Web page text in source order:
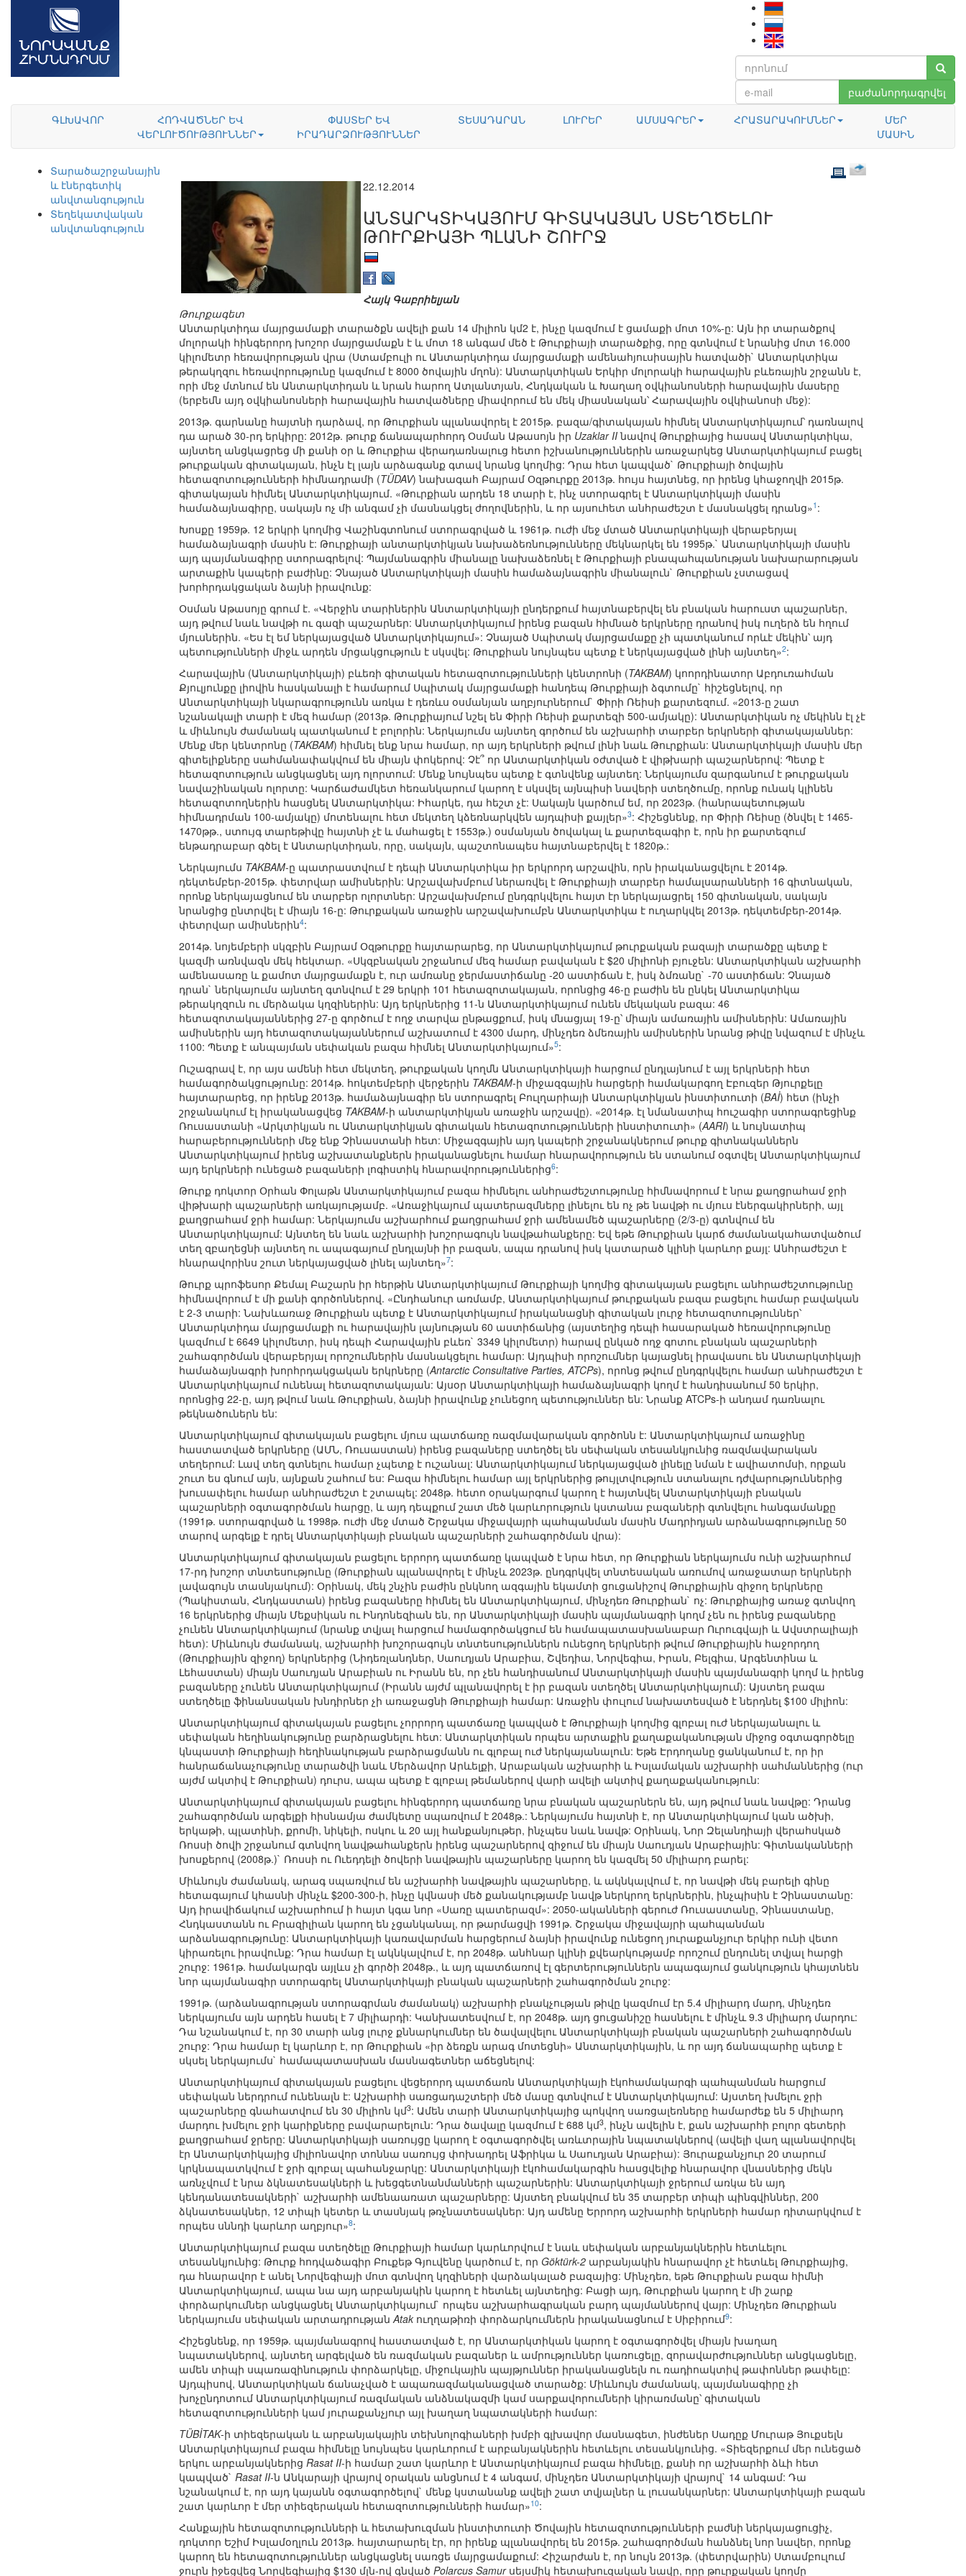
բաժանորդագրվել
ԳԼԽԱՎՈՐ
ՀՈԴՎԱԾՆԵՐ ԵՎ
ՎԵՐԼՈՒԾՈՒԹՅՈՒՆՆԵՐ
ՓԱՍՏԵՐ ԵՎ
ԻՐԱԴԱՐՁՈՒԹՅՈՒՆՆԵՐ
ՏԵՍԱԴԱՐԱՆ ԼՈՒՐԵՐ ԱՄՍԱԳՐԵՐ ՀՐԱՏԱՐԱԿՈՒՄՆԵՐ
ՄԵՐ
ՄԱՍԻՆ
Տարածաշրջանային
և էներգետիկ
անվտանգություն
Տեղեկատվական
անվտանգություն
22.12.2014
ԱՆՏԱՐԿՏԻԿԱՅՈՒՄ ԳԻՏԱԿԱՅԱՆ ՍՏԵՂԾԵԼՈՒ
ԹՈՒՐՔԻԱՅԻ ՊԼԱՆԻ ՇՈՒՐՋ
Հայկ Գաբրիելյան
Թուրքագետ
Անտարկտիդա մայրցամաքի տարածքն ավելի քան 14 միլիոն կմ2 է, ինչը կազմում է ցամաքի մոտ 10%-ը: Այն իր տարածքով
մոլորակի հինգերորդ խոշոր մայրցամաքն է և մոտ 18 անգամ մեծ է Թուրքիայի տարածքից, որը գտնվում է նրանից մոտ 16.000
կիլոմետր հեռավորության վրա (Ստամբուլի ու Անտարկտիդա մայրցամաքի ամենահյուսիսային հատվածի` Անտարկտիկա
թերակղզու հեռավորությունը կազմում է 8000 ծովային մղոն): Անտարկտիկան Երկիր մոլորակի հարավային բևեռային շրջանն է,
որի մեջ մտնում են Անտարկտիդան և նրան հարող Ատլանտյան, Հնդկական և Խաղաղ օվկիանոսների հարավային մասերը
(երբեմն այդ օվկիանոսների հարավային հատվածները միավորում են մեկ միասնական՝ Հարավային օվկիանոսի մեջ):
2013թ. գարնանը հայտնի դարձավ, որ Թուրքիան պլանավորել է 2015թ. բազա/գիտակայան հիմնել Անտարկտիկայում՝ դառնալով
դա արած 30-րդ երկիրը: 2012թ. թուրք ճանապարհորդ Օսման Աթասոյն իր Uzaklar IIնավով Թուրքիայից հասավ Անտարկտիկա,
այնտեղ անցկացրեց մի քանի օր և Թուրքիա վերադառնալուց հետո իշխանություններին առաջարկեց Անտարկտիկայում բացել
թուրքական գիտակայան, ինչն էլ լայն արձագանք գտավ նրանց կողմից: Դրա հետ կապված` Թուրքիայի ծովային
հետազոտությունների հիմնադրամի (TÜDAV) նախագահ Բայրամ Օզթուրքը 2013թ. հույս հայտնեց, որ իրենց կհաջողվի 2015թ.
գիտակայան հիմնել Անտարկտիկայում. «Թուրքիան արդեն 18 տարի է, ինչ ստորագրել է Անտարկտիկայի մասին
համաձայնագիրը, սակայն ոչ մի անգամ չի մասնակցել ժողովներին, և որ այսուհետ անհրաժեշտ է մասնակցել դրանց»1 :
Խոսքը 1959թ. 12 երկրի կողմից Վաշինգտոնում ստորագրված և 1961թ. ուժի մեջ մտած Անտարկտիկայի վերաբերյալ
համաձայնագրի մասին է: Թուրքիայի անտարկտիկյան նախաձեռնությունները մեկնարկել են 1995թ.` Անտարկտիկայի մասին
այդ պայմանագիրը ստորագրելով: Պայմանագրին միանալը նախաձեռնել է Թուրքիայի բնապահպանության նախարարության
արտաքին կապերի բաժինը: Չնայած Անտարկտիկայի մասին համաձայնագրին միանալուն` Թուրքիան չստացավ
խորհրդակցական ձայնի իրավունք:
Օսման Աթասոյը գրում է. «Վերջին տարիներին Անտարկտիկայի ընդերքում հայտնաբերվել են բնական հարուստ պաշարներ,
այդ թվում նաև նավթի ու գազի պաշարներ: Անտարկտիկայում իրենց բազան հիմնած երկրները դրանով իսկ ուղերձ են հղում
մյուսներին. «Ես էլ եմ ներկայացված Անտարկտիկայում»: Չնայած Սպիտակ մայրցամաքը չի պատկանում որևէ մեկին՝ այդ
պետությունների միջև արդեն մրցակցություն է սկսվել: Թուրքիան նույնպես պետք է ներկայացված լինի այնտեղ»2:
Հարավային (Անտարկտիկայի) բևեռի գիտական հետազոտությունների կենտրոնի (TAKBAM) կոորդինատոր Աբդուռահման
Քյուլյունքը լիովին հասկանալի է համարում Սպիտակ մայրցամաքի հանդեպ Թուրքիայի ձգտումը` հիշեցնելով, որ
Անտարկտիկայի նկարագրությունն առկա է դեռևս օսմանյան աղբյուրներում` Փիրի Ռեիսի քարտեզում. «2013-ը շատ
նշանակալի տարի է մեզ համար (2013թ. Թուրքիայում նշել են Փիրի Ռեիսի քարտեզի 500-ամյակը): Անտարկտիկան ոչ մեկինն էլ չէ
և միևնույն ժամանակ պատկանում է բոլորին: Ներկայումս այնտեղ գործում են աշխարհի տարբեր երկրների գիտակայաններ:
Մենք մեր կենտրոնը (TAKBAM) հիմնել ենք նրա համար, որ այդ երկրների թվում լինի նաև Թուրքիան: Անտարկտիկայի մասին մեր
գիտելիքները սահմանափակվում են միայն փոկերով: Չէ՞ որ Անտարկտիկան օժտված է վիթխարի պաշարներով: Պետք է
հետազոտություն անցկացնել այդ ոլորտում: Մենք նույնպես պետք է գտնվենք այնտեղ: Ներկայումս զարգանում է թուրքական
նավաշինական ոլորտը: Կարճաժամկետ հեռանկարում կարող է սկսվել այնպիսի նավերի ստեղծումը, որոնք ունակ կլինեն
հետազոտողներին հասցնել Անտարկտիկա: Իհարկե, դա հեշտ չէ: Սակայն կարծում եմ, որ 2023թ. (հանրապետության
հիմնադրման 100-ամյակը) մոտենալու հետ մեկտեղ կձեռնարկվեն այդպիսի քայլեր»3: Հիշեցնենք, որ Փիրի Ռեիսը (ծնվել է 1465-
1470թթ., ստույգ տարեթիվը հայտնի չէ և մահացել է 1553թ.) օսմանյան ծովակալ և քարտեզագիր է, որն իր քարտեզում
ենթադրաբար գծել է Անտարկտիդան, որը, սակայն, պաշտոնապես հայտնաբերվել է 1820թ.:
Ներկայումս TAKBAM-ը պատրաստվում է դեպի Անտարկտիկա իր երկրորդ արշավին, որն իրականացվելու է 2014թ.
դեկտեմբեր-2015թ. փետրվար ամիսներին: Արշավախմբում ներառվել է Թուրքիայի տարբեր համալսարանների 16 գիտնական,
որոնք ներկայացնում են տարբեր ոլորտներ: Արշավախմբում ընդգրկվելու հայտ էր ներկայացրել 150 գիտնական, սակայն
նրանցից ընտրվել է միայն 16-ը: Թուրքական առաջին արշավախումբն Անտարկտիկա է ուղարկվել 2013թ. դեկտեմբեր-2014թ.
փետրվար ամիսներին4:
2014թ. նոյեմբերի սկզբին Բայրամ Օզթուրքը հայտարարեց, որ Անտարկտիկայում թուրքական բազայի տարածքը պետք է
կազմի առնվազն մեկ հեկտար. «Սկզբնական շրջանում մեզ համար բավական է $20 միլիոնի բյուջեն: Անտարկտիկան աշխարհի
ամենասառը և քամոտ մայրցամաքն է, ուր ամռանը ջերմաստիճանը -20 աստիճան է, իսկ ձմռանը` -70 աստիճան: Չնայած
դրան` ներկայումս այնտեղ գտնվում է 29 երկրի 101 հետազոտակայան, որոնցից 46-ը բաժին են ընկել Անտարկտիկա
թերակղզուն ու մերձակա կղզիներին: Այդ երկրներից 11-ն Անտարկտիկայում ունեն մեկական բազա: 46
հետազոտակայաններից 27-ը գործում է ողջ տարվա ընթացքում, իսկ մնացյալ 19-ը՝ միայն ամառային ամիսներին: Ամառային
ամիսներին այդ հետազոտակայաններում աշխատում է 4300 մարդ, մինչդեռ ձմեռային ամիսներին նրանց թիվը նվազում է մինչև
1100: Պետք է անպայման սեփական բազա հիմնել Անտարկտիկայում»5:
Ուշագրավ է, որ այս ամենի հետ մեկտեղ, թուրքական կողմն Անտարկտիկայի հարցում ընդլայնում է այլ երկրների հետ
համագործակցությունը: 2014թ. հոկտեմբերի վերջերին TAKBAM-ի միջազգային հարցերի համակարգող Էբուզեր Թյուրքելը
հայտարարեց, որ իրենք 2013թ. համաձայնագիր են ստորագրել Բուլղարիայի Անտարկտիկյան ինստիտուտի (BAİ) հետ (ինչի
շրջանակում էլ իրականացվեց TAKBAM-ի անտարկտիկյան առաջին արշավը). «2014թ. էլ նմանատիպ հուշագիր ստորագրեցինք
Ռուսաստանի «Արկտիկյան ու Անտարկտիկյան գիտական հետազոտությունների ինստիտուտի» (AARI) և նույնատիպ
հարաբերությունների մեջ ենք Չինաստանի հետ: Միջազգային այդ կապերի շրջանակներում թուրք գիտնականներն
Անտարկտիկայում իրենց աշխատանքներն իրականացնելու համար հնարավորություն են ստանում օգտվել Անտարկտիկայում
այդ երկրների ունեցած բազաների լոգիստիկ հնարավորություններից6:
Թուրք դոկտոր Օրհան Փոլաթն Անտարկտիկայում բազա հիմնելու անհրաժեշտությունը հիմնավորում է նրա քաղցրահամ ջրի
վիթխարի պաշարների առկայությամբ. «Առաջիկայում պատերազմները լինելու են ոչ թե նավթի ու մյուս էներգակիրների, այլ
քաղցրահամ ջրի համար: Ներկայումս աշխարհում քաղցրահամ ջրի ամենամեծ պաշարները (2/3-ը) գտնվում են
Անտարկտիկայում: Այնտեղ են նաև աշխարհի խոշորագույն նավթահանքերը: Եվ եթե Թուրքիան կարճ ժամանակահատվածում
տեղ զբաղեցնի այնտեղ ու ապագայում ընդլայնի իր բազան, ապա դրանով իսկ կատարած կլինի կարևոր քայլ: Անհրաժեշտ է
հնարավորինս շուտ ներկայացված լինել այնտեղ»7:
Թուրք պրոֆեսոր Քեմալ Բաշարն իր հերթին Անտարկտիկայում Թուրքիայի կողմից գիտակայան բացելու անհրաժեշտությունը
հիմնավորում է մի քանի գործոններով. «Ընդհանուր առմամբ, Անտարկտիկայում թուրքական բազա բացելու համար բավական
է 2-3 տարի: Նախևառաջ Թուրքիան պետք է Անտարկտիկայում իրականացնի գիտական լուրջ հետազոտություններ՝
Անտարկտիդա մայրցամաքի ու հարավային լայնության 60 աստիճանից (այստեղից դեպի հասարակած հեռավորությունը
կազմում է 6649 կիլոմետր, իսկ դեպի Հարավային բևեռ` 3349 կիլոմետր) հարավ ընկած ողջ գոտու բնական պաշարների
շահագործման վերաբերյալ որոշումներին մասնակցելու համար: Այդպիսի որոշումներ կայացնել իրավասու են Անտարկտիկայի
համաձայնագրի խորհրդակցական երկրները (Antarctic Consultative Parties, ATCPs), որոնց թվում ընդգրկվելու համար անհրաժեշտ է
Անտարկտիկայում ունենալ հետազոտակայան: Այսօր Անտարկտիկայի համաձայնագրի կողմ է հանդիսանում 50 երկիր,
որոնցից 22-ը, այդ թվում նաև Թուրքիան, ձայնի իրավունք չունեցող պետություններ են: Նրանք ATCPs-ի անդամ դառնալու
թեկնածուներն են:
Անտարկտիկայում գիտակայան բացելու մյուս պատճառը ռազմավարական գործոնն է: Անտարկտիկայում առաջինը
հաստատված երկրները (ԱՄՆ, Ռուսաստան) իրենց բազաները ստեղծել են սեփական տեսանկյունից ռազմավարական
տեղերում: Լավ տեղ գտնելու համար չպետք է ուշանալ: Անտարկտիկայում ներկայացված լինելը նման է ավիատոմսի, որքան
շուտ ես գնում այն, այնքան շահում ես: Բազա հիմնելու համար այլ երկրներից թույլտվություն ստանալու դժվարություններից
խուսափելու համար անհրաժեշտ է շտապել: 2048թ. հետո օրակարգում կարող է հայտնվել Անտարկտիկայի բնական
պաշարների օգտագործման հարցը, և այդ դեպքում շատ մեծ կարևորություն կստանա բազաների գտնվելու հանգամանքը
(1991թ. ստորագրված և 1998թ. ուժի մեջ մտած Շրջակա միջավայրի պահպանման մասին Մադրիդյան արձանագրությունը 50
տարով արգելք է դրել Անտարկտիկայի բնական պաշարների շահագործման վրա):
Անտարկտիկայում գիտակայան բացելու երրորդ պատճառը կապված է նրա հետ, որ Թուրքիան ներկայումս ունի աշխարհում
17-րդ խոշոր տնտեսությունը (Թուրքիան պլանավորել է մինչև 2023թ. ընդգրկվել տնտեսական առումով առաջատար երկրների
լավագույն տասնյակում): Օրինակ, մեկ շնչին բաժին ընկնող ազգային եկամտի ցուցանիշով Թուրքիային զիջող երկրները
(Պակիստան, Հնդկաստան) իրենց բազաները հիմնել են Անտարկտիկայում, մինչդեռ Թուրքիան` ոչ: Թուրքիայից առաջ գտնվող
16 երկրներից միայն Մեքսիկան ու Ինդոնեզիան են, որ Անտարկտիկայի մասին պայմանագրի կողմ չեն ու իրենց բազաները
չունեն Անտարկտիկայում (նրանք տվյալ հարցում համագործակցում են համապատասխանաբար Ուրուգվայի և Ավստրալիայի
հետ): Միևնույն ժամանակ, աշխարհի խոշորագույն տնտեսություններն ունեցող երկրների թվում Թուրքիային հաջորդող
(Թուրքիային զիջող) երկրներից (Նիդեռլանդներ, Սաուդյան Արաբիա, Շվեդիա, Նորվեգիա, Իրան, Բելգիա, Արգենտինա և
Լեհաստան) միայն Սաուդյան Արաբիան ու Իրանն են, որ չեն հանդիսանում Անտարկտիկայի մասին պայմանագրի կողմ և իրենց
բազաները չունեն Անտարկտիկայում (Իրանն այժմ պլանավորել է իր բազան ստեղծել Անտարկտիկայում): Այստեղ բազա
ստեղծելը ֆինանսական խնդիրներ չի առաջացնի Թուրքիայի համար: Առաջին փուլում նախատեսված է ներդնել $100 միլիոն:
Անտարկտիկայում գիտակայան բացելու չորրորդ պատճառը կապված է Թուրքիայի կողմից գլոբալ ուժ ներկայանալու և
սեփական հեղինակությունը բարձրացնելու հետ: Անտարկտիկան որպես արտաքին քաղաքականության միջոց օգտագործելը
կնպաստի Թուրքիայի հեղինակության բարձրացմանն ու գլոբալ ուժ ներկայանալուն: Եթե Էրդողանը ցանկանում է, որ իր
հանրաճանաչությունը տարածվի նաև Մերձավոր Արևելքի, Արաբական աշխարհի և Իսլամական աշխարհի սահմաններից (ուր
այժմ ակտիվ է Թուրքիան) դուրս, ապա պետք է գլոբալ թեմաներով վարի ավելի ակտիվ քաղաքականություն:
Անտարկտիկայում գիտակայան բացելու հինգերորդ պատճառը նրա բնական պաշարներն են, այդ թվում նաև նավթը: Դրանց
շահագործման արգելքի հիսնամյա ժամկետը սպառվում է 2048թ.: Ներկայումս հայտնի է, որ Անտարկտիկայում կան ածխի,
երկաթի, պլատինի, քրոմի, նիկելի, ոսկու և 20 այլ հանքանյութեր, ինչպես նաև նավթ: Օրինակ, Նոր Զելանդիայի վերահսկած
Ռոսսի ծովի շրջանում գտնվող նավթահանքերն իրենց պաշարներով զիջում են միայն Սաուդյան Արաբիային: Գիտնականների
խոսքերով (2008թ.)` Ռոսսի ու Ուեդդելի ծովերի նավթային պաշարները կարող են կազմել 50 միլիարդ բարել:
Միևնույն ժամանակ, արագ սպառվում են աշխարհի նավթային պաշարները, և ակնկալվում է, որ նավթի մեկ բարելի գինը
հետագայում կհասնի մինչև $200-300-ի, ինչը կվնասի մեծ քանակությամբ նավթ ներկրող երկրներին, ինչպիսին է Չինաստանը:
Այդ իրավիճակում աշխարհում ի հայտ կգա նոր «Սառը պատերազմ»: 2050-ականների գերուժ Ռուսաստանը, Չինաստանը,
Հնդկաստանն ու Բրազիլիան կարող են չցանկանալ, որ թարմացվի 1991թ. Շրջակա միջավայրի պահպանման
արձանագրությունը: Անտարկտիկայի կառավարման հարցերում ձայնի իրավունք ունեցող յուրաքանչյուր երկիր ունի վետո
կիրառելու իրավունք: Դրա համար էլ ակնկալվում է, որ 2048թ. անհնար կլինի քվեարկությամբ որոշում ընդունել տվյալ հարցի
շուրջ: 1961թ. համակարգն այլևս չի գործի 2048թ., և այդ պատճառով էլ գերտերություններն ապագայում ցանկություն կհայտնեն
նոր պայմանագիր ստորագրել Անտարկտիկայի բնական պաշարների շահագործման շուրջ:
1991թ. (արձանագրության ստորագրման ժամանակ) աշխարհի բնակչության թիվը կազմում էր 5.4 միլիարդ մարդ, մինչդեռ
ներկայումս այն արդեն հասել է 7 միլիարդի: Կանխատեսվում է, որ 2048թ. այդ ցուցանիշը հասնելու է մինչև 9.3 միլիարդ մարդու:
Դա նշանակում է, որ 30 տարի անց լուրջ քննարկումներ են ծավալվելու Անտարկտիկայի բնական պաշարների շահագործման
շուրջ: Դրա համար էլ կարևոր է, որ Թուրքիան «իր ձեռքն արագ մոտեցնի» Անտարկտիկային, և որ այդ ճանապարհը պետք է
սկսել ներկայումս` համապատասխան մասնագետներ աճեցնելով:
Անտարկտիկայում գիտակայան բացելու վեցերորդ պատճառն Անտարկտիկայի էկոհամակարգի պահպանման հարցում
սեփական ներդրում ունենալն է: Աշխարհի սառցադաշտերի մեծ մասը գտնվում է Անտարկտիկայում: Այստեղ խմելու ջրի
պաշարները գնահատվում են 30 միլիոն կմ3: Ամեն տարի Անտարկտիկայից պոկվող սառցալեռները համարժեք են 5 միլիարդ
մարդու խմելու ջրի կարիքները բավարարելուն: Դրա ծավալը կազմում է 688 կմ3, ինչն ավելին է, քան աշխարհի բոլոր գետերի
քաղցրահամ ջրերը: Անտարկտիկայի սառույցը կարող է օգտագործվել առևտրային նպատակներով (ավելի վաղ պլանավորվել
էր Անտարկտիկայից միլիոնավոր տոննա սառույց փոխադրել Աֆրիկա և Սաուդյան Արաբիա): Յուրաքանչյուր 20 տարում
կրկնապատկվում է ջրի գլոբալ պահանջարկը: Անտարկտիկայի էկոհամակարգին հասցվելիք հնարավոր վնասներից մեկն
առնչվում է նրա ձկնատեսակների և խեցգետնանմանների պաշարներին: Անտարկտիկայի ջրերում առկա են այդ
կենդանատեսակների` աշխարհի ամենաառատ պաշարները: Այստեղ բնակվում են 35 տարբեր տիպի պինգվիններ, 200
ձկնատեսակներ, 12 տիպի կետեր և տասնյակ թռչնատեսակներ: Այդ ամենը Երրորդ աշխարհի երկրների համար դիտարկվում է
որպես սննդի կարևոր աղբյուր»8:
Անտարկտիկայում բազա ստեղծելը Թուրքիայի համար կարևորվում է նաև սեփական արբանյակներին հետևելու
տեսանկյունից: Թուրք հոդվածագիր Բուքեթ Գյուվենը կարծում է, որ Göktürk-2 արբանյակին հնարավոր չէ հետևել Թուրքիայից,
դա հնարավոր է անել Նորվեգիայի մոտ գտնվող կղզիների վարձակալած բազայից: Մինչդեռ, եթե Թուրքիան բազա հիմնի
Անտարկտիկայում, ապա նա այդ արբանյակին կարող է հետևել այնտեղից: Բացի այդ, Թուրքիան կարող է մի շարք
փորձարկումներ անցկացնել Անտարկտիկայում` որպես աշխարհագրական բարդ պայմաններով վայր: Մինչդեռ Թուրքիան
ներկայումս սեփական արտադրությանAtak ուղղաթիռի փորձարկումներն իրականացնում է Սիբիրում9:
Հիշեցնենք, որ 1959թ. պայմանագրով հաստատված է, որ Անտարկտիկան կարող է օգտագործվել միայն խաղաղ
նպատակներով, այնտեղ արգելված են ռազմական բազաներ և ամրություններ կառուցելը, զորավարժություններ անցկացնելը,
ամեն տիպի սպառազինություն փորձարկելը, միջուկային պայթյուններ իրականացնելն ու ռադիոակտիվ թափոններ թափելը:
Այդպիսով, Անտարկտիկան ճանաչված է ապառազմականացված տարածք: Միևնույն ժամանակ, պայմանագիրը չի
խոչընդոտում Անտարկտիկայում ռազմական անձնակազմի կամ սարքավորումների կիրառմանը՝ գիտական
հետազոտությունների կամ յուրաքանչյուր այլ խաղաղ նպատակների համար:
TÜBİTAK-ի տիեզերական և արբանյակային տեխնոլոգիաների խմբի գլխավոր մասնագետ, ինժեներ Սադըք Մուրաթ Յուքսելն
Անտարկտիկայում բազա հիմնելը նույնպես կարևորում է արբանյակներին հետևելու տեսանկյունից. «Տիեզերքում մեր ունեցած
երկու արբանյակներից Rasat II-ի համար շատ կարևոր է Անտարկտիկայում բազա հիմնելը, քանի որ աշխարհի ձևի հետ
կապված` Rasat II-ն Անկարայի վրայով օրական անցնում է 4 անգամ, մինչդեռ Անտարկտիկայի վրայով` 14 անգամ: Դա
նշանակում է, որ այդ կայանն օգտագործելով` մենք կստանանք ավելի շատ տվյալներ և լուսանկարներ: Անտարկտիկայի բազան
շատ կարևոր է մեր տիեզերական հետազոտությունների համար»10:
Հանքային հետազոտությունների և հետախուզման ինստիտուտի Ծովային հետազոտությունների բաժնի ներկայացուցիչ,
դոկտոր Եշիմ Իսլամօղլուն 2013թ. հայտարարել էր, որ իրենք պլանավորել են 2015թ. շահագործման հանձնել նոր նավեր, որոնք
կարող են հետազոտություններ անցկացնել սառցե մայրցամաքում: Հիշարժան է, որ նույն 2013թ. (փետրվարին) Ստամբուլում
ջուրն իջեցվեց Նորվեգիայից $130 մլն-ով գնված Polarcus Samurսեյսմիկ հետախուզական նավը, որը թուրքական կողմը